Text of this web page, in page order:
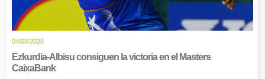
04/08/2026
Ezkurdia-Albisu consiguen la victoria en el Masters
CaixaBank